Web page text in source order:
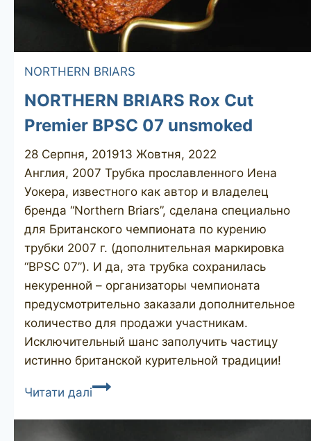
NORTHERN BRIARS
NORTHERN BRIARS Rox Cut
Premier BPSC 07 unsmoked
28 Серпня, 201913 Жовтня, 2022
Англия, 2007 Трубка прославленного Иена
Уокера, известного как автор и владелец
бренда “Northern Briars”, сделана специально
для Британского чемпионата по курению
трубки 2007 г. (дополнительная маркировка
“BPSC 07”). И да, эта трубка сохранилась
некуренной – организаторы чемпионата
предусмотрительно заказали дополнительное
количество для продажи участникам.
Исключительный шанс заполучить частицу
истинно британской курительной традиции!
Читати даліNORTHERN
Rox